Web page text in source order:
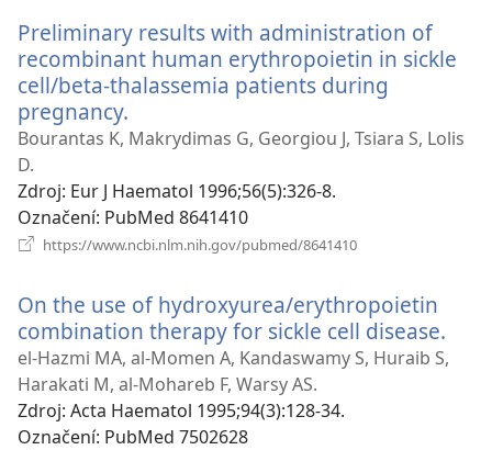
Preliminary results with administration of
recombinant human erythropoietin in sickle
cell/beta-thalassemia patients during
pregnancy.
nové
Bourantas K, Makrydimas G, Georgiou J, Tsiara S, Lolis
D.
Zdroj‎: Eur J Haematol 1996;56(5):326-8.
Označení‎: PubMed 8641410
https://www.ncbi.nlm.nih.gov/pubmed/8641410
On the use of hydroxyurea/erythropoietin
combination therapy for sickle cell disease.
el-Hazmi MA, al-Momen A, Kandaswamy S, Huraib S,
Harakati M, al-Mohareb F, Warsy AS.
Zdroj‎: Acta Haematol 1995;94(3):128-34.
Označení‎: PubMed 7502628